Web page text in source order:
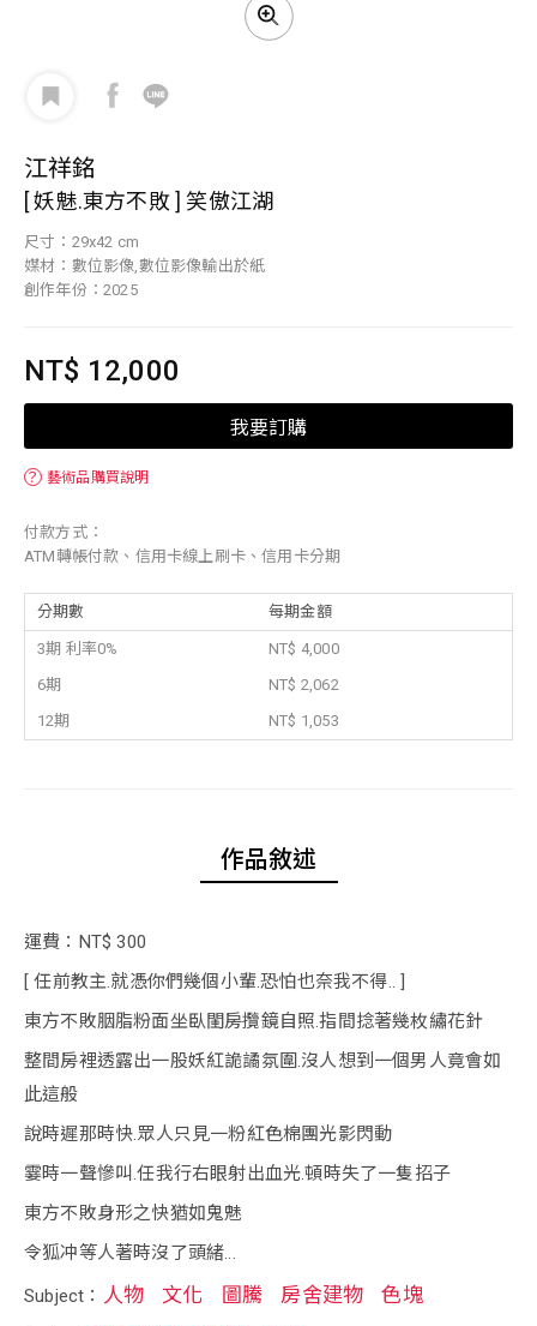
江祥銘
[ 妖魅.東方不敗 ] 笑傲江湖
尺寸：29x42 cm
媒材：數位影像,數位影像輸出於紙
創作年份：2025
NT$ 12,000
我要訂購
？ 藝術品購買說明
付款方式：
ATM轉帳付款、信用卡線上刷卡、信用卡分期
分期數 每期金額
3期 利率0%
NT$ 4,000
6期
NT$ 2,062
12期
NT$ 1,053
作品敘述
運費：NT$ 300
[ 任前教主.就憑你們幾個小輩.恐怕也奈我不得.. ]
東方不敗胭脂粉面坐臥閨房攬鏡自照.指間捻著幾枚繡花針
整間房裡透露出一股妖紅詭譎氛圍.沒人想到一個男人竟會如
此這般
說時遲那時快.眾人只見一粉紅色棉團光影閃動
霎時一聲慘叫.任我行右眼射出血光.頓時失了一隻招子
東方不敗身形之快猶如鬼魅
令狐冲等人著時沒了頭緒...
Subject： 人物 文化 圖騰 房舍建物 色塊